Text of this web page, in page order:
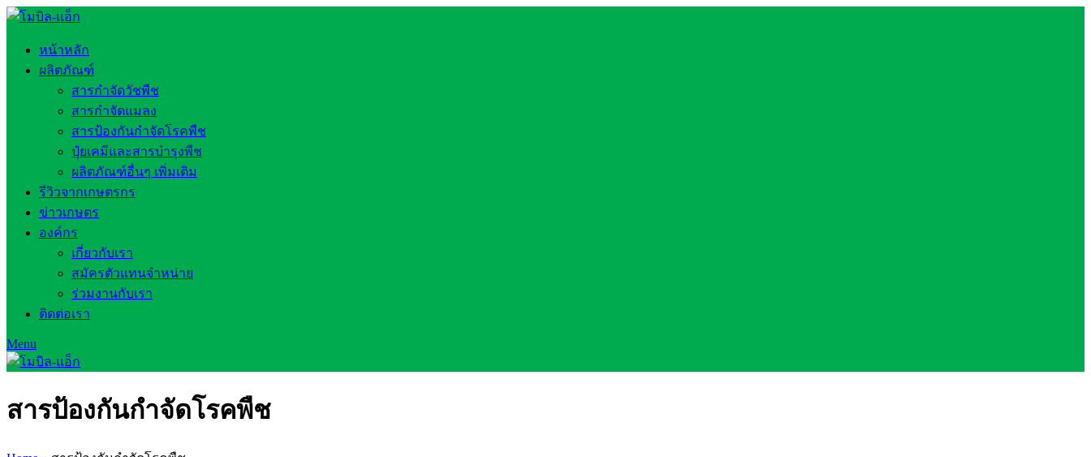
หน้าหลัก
ผลิตภัณฑ์
สารกำจัดวัชพืช
สารกำจัดแมลง
สารป้องกันกำจัดโรคพืช
ปุ๋ยเคมีและสารบำรุงพืช
ผลิตภัณฑ์อื่นๆ เพิ่มเติม
รีวิวจากเกษตรกร
ข่าวเกษตร
องค์กร
เกี่ยวกับเรา
สมัครตัวแทนจำหน่าย
ร่วมงานกับเรา
ติดต่อเรา
Menu
สารป้องกันกำจัดโรคพืช